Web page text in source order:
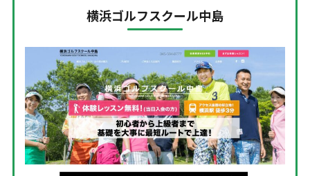
横浜ゴルフスクール中島